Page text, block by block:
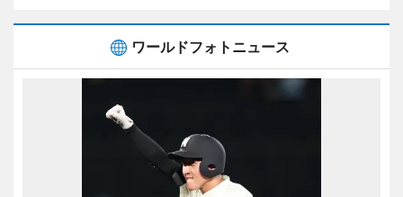
ワールドフォトニュース